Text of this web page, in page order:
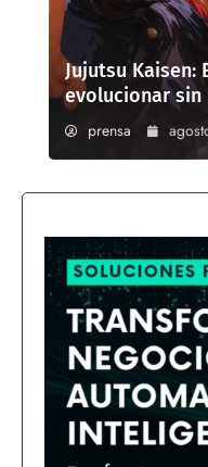
Jujutsu Kaisen:
evolucionar sin
prensa